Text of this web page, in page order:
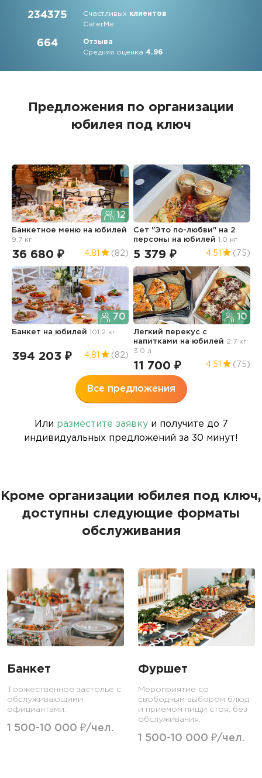
234375 Счастливых клиентов
CaterMe
664
Отзыва
Средняя оценка4.96
Предложения по организации
юбилея под ключ
12
Банкетное меню на юбилей
9.7 кг
36 680 ₽ 4.81 (82)
Сет "Это по-любви" на 2
персоны на юбилей 1.0 кг
5 379 ₽ 4.51 (75)
70
Банкет на юбилей 101.2 кг
394 203 ₽ 4.81 (82)
10
Легкий перекус с
напитками на юбилей 2.7 кг
3.0 л
11 700 ₽ 4.51 (75)
Все предложения
Или разместите заявкуи получите до 7
индивидуальных предложений за 30 минут!
Кроме организации юбилея под ключ,
доступны следующие форматы
обслуживания
Банкет
Торжественное застолье с
обслуживающими
официантами.
1 500-10 000 ₽/чел.
Фуршет
Мероприятие со
свободным выбором блюд
и приемом пищи стоя, без
обслуживания.
1 500-10 000 ₽/чел.